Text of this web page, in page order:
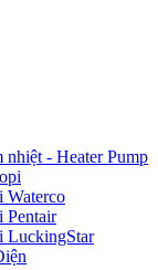
- Heater Pump
Waterco
Pentair
LuckingStar